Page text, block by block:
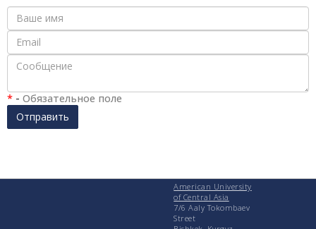
* - Обязательное поле
Отправить
American University
of Central Asia
7/6 Aaly Tokombaev
Street